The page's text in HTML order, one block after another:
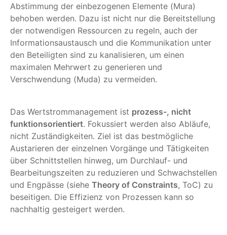
Abstimmung der einbezogenen Elemente (Mura)
behoben werden. Dazu ist nicht nur die Bereitstellung
der notwendigen Ressourcen zu regeln, auch der
Informationsaustausch und die Kommunikation unter
den Beteiligten sind zu kanalisieren, um einen
maximalen Mehrwert zu generieren und
Verschwendung (Muda) zu vermeiden.
Das Wertstrommanagement ist prozess-, nicht
funktionsorientiert. Fokussiert werden also Abläufe,
nicht Zuständigkeiten. Ziel ist das bestmögliche
Austarieren der einzelnen Vorgänge und Tätigkeiten
über Schnittstellen hinweg, um Durchlauf- und
Bearbeitungszeiten zu reduzieren und Schwachstellen
und Engpässe (siehe Theory of Constraints, ToC) zu
beseitigen. Die Effizienz von Prozessen kann so
nachhaltig gesteigert werden.